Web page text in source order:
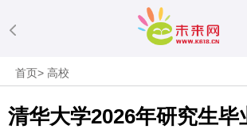
首页>高校
清华大学2026年研究生毕